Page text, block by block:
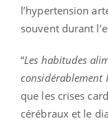
l’hypertension
souvent durant
“Les habitudes
considérablement
que les crises
cérébraux et le